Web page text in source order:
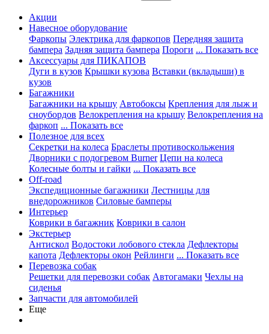
Акции
Навесное оборудование
Фаркопы Электрика для фаркопов Передняя защита
бампера Задняя защита бампера Пороги ... Показать все
Аксессуары для ПИКАПОВ
Дуги в кузов Крышки кузова Вставки (вкладыши) в
кузов
Багажники
Багажники на крышу Автобоксы Крепления для лыж и
сноубордов Велокрепления на крышу Велокрепления на
фаркоп ... Показать все
Полезное для всех
Секретки на колеса Браслеты противоскольжения
Дворники с подогревом Burner Цепи на колеса
Колесные болты и гайки ... Показать все
Off-road
Экспедиционные багажники Лестницы для
внедорожников Силовые бамперы
Интерьер
Коврики в багажник Коврики в салон
Экстерьер
Антискол Водостоки лобового стекла Дефлекторы
капота Дефлекторы окон Рейлинги ... Показать все
Перевозка собак
Решетки для перевозки собак Автогамаки Чехлы на
сиденья
Запчасти для автомобилей
Еще